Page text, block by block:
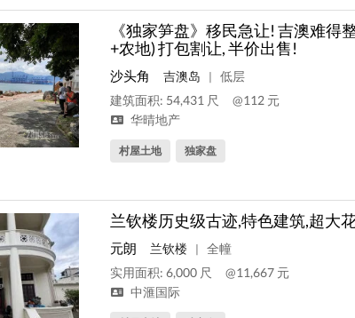
《独家笋盘》移民急让! 吉澳难得
+农地) 打包割让, 半价出售!
沙头角 吉澳岛 |
低层
建筑面积: 54,431 尺
@112 元
华晴地产
村屋土地 独家盘
兰钦楼历史级古迹,特色建筑,超大
元朗 兰钦楼 |
全幢
实用面积: 6,000 尺
@11,667 元
中滙国际